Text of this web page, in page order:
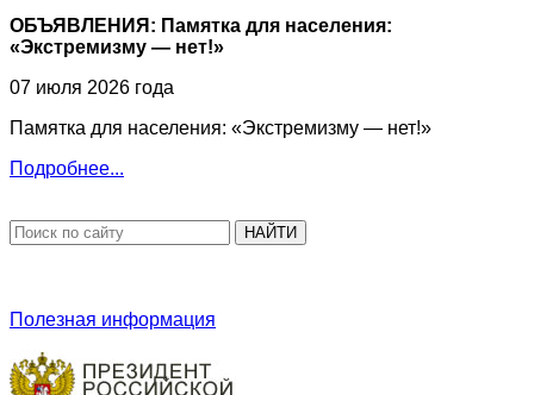
ОБЪЯВЛЕНИЯ: Памятка для населения:
«Экстремизму — нет!»
07 июля 2026 года
Памятка для населения: «Экстремизму — нет!»
Подробнее...
НАЙТИ
Полезная информация